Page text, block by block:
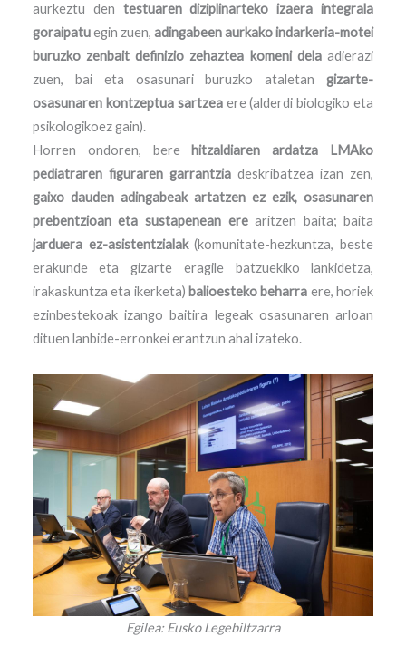
aurkeztu den testuaren diziplinarteko izaera integrala
goraipatuegin zuen,adingabeen aurkako indarkeria-motei
buruzko zenbait definizio zehaztea komeni delaadierazi
zuen, bai eta osasunari buruzko ataletangizarte-
osasunaren kontzeptua sartzeaere (alderdi biologiko eta
psikologikoez gain).
Horren ondoren, bere hitzaldiaren ardatza
LMAko
pediatraren figuraren garrantziadeskribatzea izan zen,
gaixo dauden adingabeak artatzen ez ezik, osasunaren
prebentzioan eta sustapenean erearitzen baita; baita
jarduera ez-asistentzialak(komunitate-hezkuntza, beste
erakunde eta gizarte eragile batzuekiko lankidetza,
irakaskuntza eta ikerketa) balioesteko beharra ere, horiek
ezinbestekoak izango baitira legeak osasunaren arloan
dituen lanbide-erronkei erantzun ahal izateko.
Egilea: Eusko Legebiltzarra